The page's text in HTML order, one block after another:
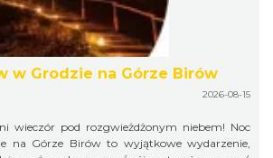
w Grodzie na Górze Birów
2026-08-15
wieczór pod rozgwieżdżonym niebem! Noc
na Górze Birów to wyjątkowe wydarzenie,